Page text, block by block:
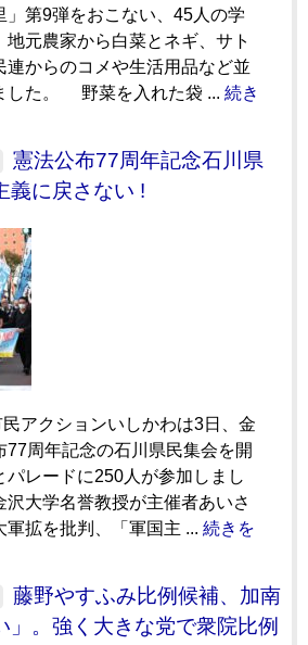
」第9弾をおこない、45人の学
元農家から白菜とネギ、サト
連からのコメや生活用品など並
した。 野菜を入れた袋 ... 続き
憲法公布77周年記念石川県
義に戻さない !
アクションいしかわは3日、金
77周年記念の石川県民集会を開
パレードに250人が参加しまし
沢大学名誉教授が主催者あいさ
軍拡を批判、「軍国主 ... 続きを
藤野やすふみ比例候補、加南
」。強く大きな党で衆院比例